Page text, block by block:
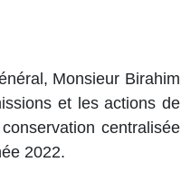
Monsieur Birahim
et les actions de
centralisée
2022.